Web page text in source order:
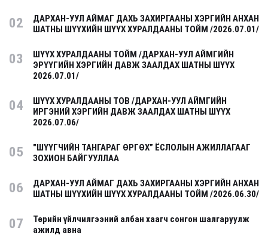
02
ДАРХАН-УУЛ АЙМАГ ДАХЬ ЗАХИРГААНЫ ХЭРГИЙН АНХАН
ШАТНЫ ШҮҮХИЙН ШҮҮХ ХУРАЛДААНЫ ТОЙМ /2026.07.01/
03
ШҮҮХ ХУРАЛДААНЫ ТОЙМ /ДАРХАН-УУЛ АЙМГИЙН
ЭРҮҮГИЙН ХЭРГИЙН ДАВЖ ЗААЛДАХ ШАТНЫ ШҮҮХ
2026.07.01/
04
ШҮҮХ ХУРАЛДААНЫ ТОВ /ДАРХАН-УУЛ АЙМГИЙН
ИРГЭНИЙ ХЭРГИЙН ДАВЖ ЗААЛДАХ ШАТНЫ ШҮҮХ
2026.07.06/
05
"ШҮҮГЧИЙН ТАНГАРАГ ӨРГӨХ” ЁСЛОЛЫН АЖИЛЛАГААГ
ЗОХИОН БАЙГУУЛЛАА
06
ДАРХАН-УУЛ АЙМАГ ДАХЬ ЗАХИРГААНЫ ХЭРГИЙН АНХАН
ШАТНЫ ШҮҮХИЙН ШҮҮХ ХУРАЛДААНЫ ТОЙМ /2026.06.30/
07
Төрийн үйлчилгээний албан хаагч сонгон шалгаруулж
ажилд авна